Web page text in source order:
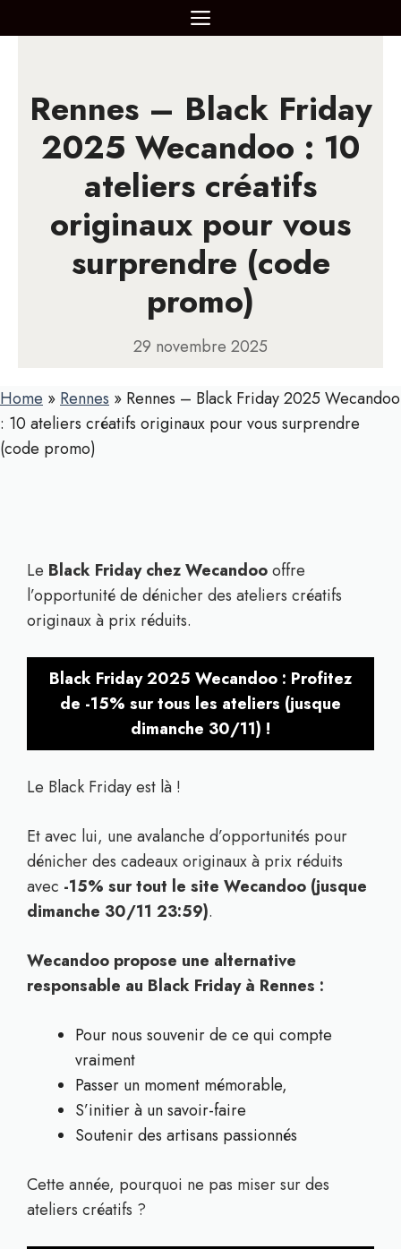
au
MENU
Rennes – Black Friday
2025 Wecandoo : 10
ateliers créatifs
originaux pour vous
surprendre (code
promo)
29 novembre 2025
Home » Rennes » Rennes – Black Friday 2025 Wecandoo
: 10 ateliers créatifs originaux pour vous surprendre
(code promo)
Le Black Friday chez Wecandoooffre
l’opportunité de dénicher des ateliers créatifs
originaux à prix réduits.
Black Friday 2025 Wecandoo : Profitez
de -15% sur tous les ateliers (jusque
dimanche 30/11) !
Le Black Friday est là !
Et avec lui, une avalanche d’opportunités pour
dénicher des cadeaux originaux à prix réduits
avec -15% sur tout le site Wecandoo (jusque
dimanche 30/11 23:59).
Wecandoo propose une alternative
responsable au Black Friday à Rennes :
Pour nous souvenir de ce qui compte
vraiment
Passer un moment mémorable,
S’initier à un savoir-faire
Soutenir des artisans passionnés
Cette année, pourquoi ne pas miser sur des
ateliers créatifs ?